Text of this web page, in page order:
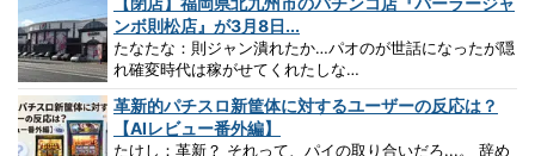
ンボ則松店』が3月8日...
たなたな：則ジャン潰れたか…パオのが世話になったが隠
れ確変時代は稼がせてくれたしな…
革新的パチスロ新筐体に対するユーザーの反応は？
【AIレビュー番外編】
たけし：革新？ それって、パイの取り合いだろ...。 辞め